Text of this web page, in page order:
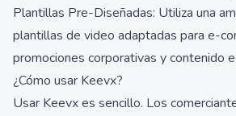
Plantillas Pre-Diseñadas: Utiliza una
plantillas de video adaptadas para e-
promociones corporativas y contenido
¿Cómo usar Keevx?
Usar Keevx es sencillo. Los